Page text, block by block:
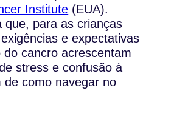
Institute (EUA).
que, para as crianças
e expectativas
cancro acrescentam
stress e confusão à
de como navegar no